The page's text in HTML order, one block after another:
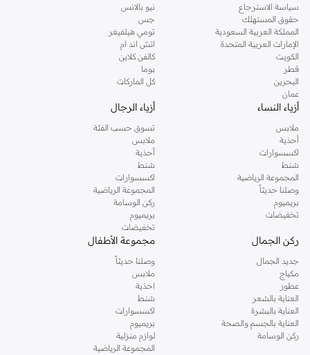
تسوقي دوروثي بيركنز اون لاين مسقط
تسوقي دوروثي بيركنز اون لاين من نمشي واستمتعي باكثر من الف ستايل من مجموعة
دوروثي بيركنز الشهيرة. تصفحي المجموعة كاملة في متجر دوروثي بيركنز اون لاين او
استخدمي القائمة لتحديد تجربة تسوق دوروثي بيركنز اون لاين. خدمة التوصيل السريعة
والدعم الاستثنائي يضمن لك تجربة تسوق ممتعة دائما مع نمشي.
سياسة الاسترجاع
حقوق المستهلك
المملكة العربية السعودية
الإمارات العربية المتحدة
الكويت
قطر
البحرين
عمان
نيو بالانس
جس
تومي هيلفيغر
اتش اند ام
كالفن كلاين
بوما
كل الماركات
أزياء النساء
ملابس
أحذية
اكسسوارات
شنط
المجموعة الرياضية
وصلنا حديثاً
بريميوم
تخفيضات
أزياء الرجال
تسوق حسب الفئة
ملابس
أحذية
شنط
اكسسوارات
المجموعة الرياضية
ركن الوسامة
بريميوم
تخفيضات
ركن الجمال
جديد الجمال
مكياج
عطور
العناية بالشعر
العناية بالبشرة
العناية بالجسم والصحة
ركن الوسامة
مجموعة الأطفال
وصلنا حديثاً
ملابس
احذية
شنط
اكسسوارات
بريميوم
لوازم منزلية
المجموعة الرياضية